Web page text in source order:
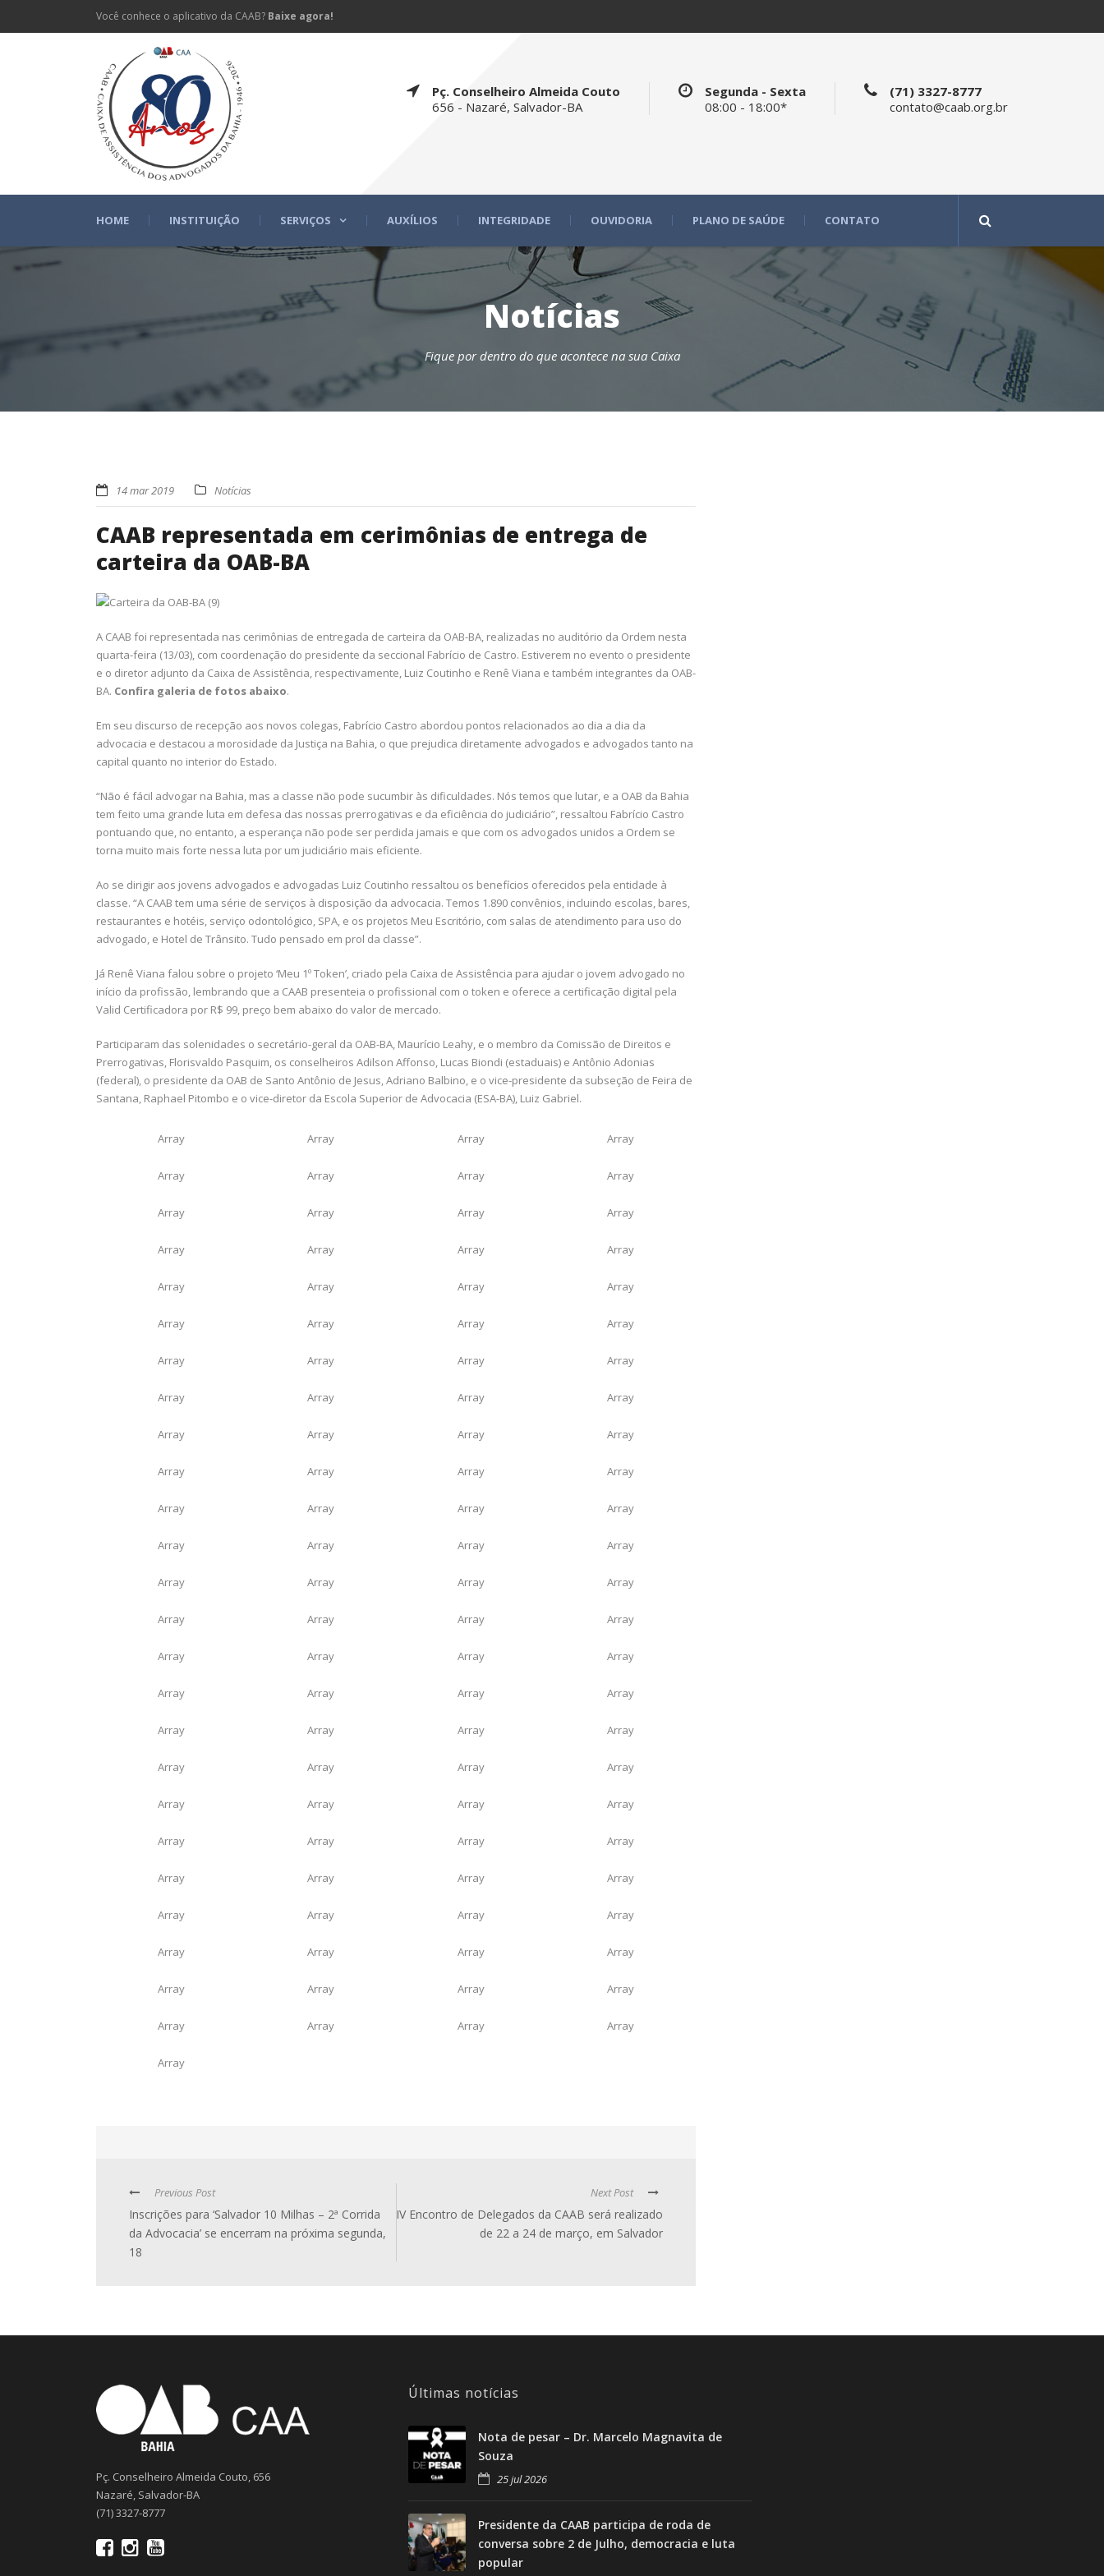
Você conhece o aplicativo da CAAB? Baixe agora!
Pç. Conselheiro Almeida Couto
656 - Nazaré, Salvador-BA
Segunda - Sexta
08:00 - 18:00*
(71) 3327-8777
contato@caab.org.br
HOME INSTITUIÇÃO SERVIÇOS AUXÍLIOS INTEGRIDADE OUVIDORIA PLANO DE SAÚDE CONTATO
Notícias
Fique por dentro do que acontece na sua Caixa
14 mar 2019 Notícias
CAAB representada em cerimônias de entrega de
carteira da OAB-BA
A CAAB foi representada nas cerimônias de entregada de carteira da OAB-BA, realizadas no auditório da Ordem nesta
quarta-feira (13/03), com coordenação do presidente da seccional Fabrício de Castro. Estiverem no evento o presidente
e o diretor adjunto da Caixa de Assistência, respectivamente, Luiz Coutinho e Renê Viana e também integrantes da OAB-
BA. Confira galeria de fotos abaixo.
Em seu discurso de recepção aos novos colegas, Fabrício Castro abordou pontos relacionados ao dia a dia da
advocacia e destacou a morosidade da Justiça na Bahia, o que prejudica diretamente advogados e advogados tanto na
capital quanto no interior do Estado.
“Não é fácil advogar na Bahia, mas a classe não pode sucumbir às dificuldades. Nós temos que lutar, e a OAB da Bahia
tem feito uma grande luta em defesa das nossas prerrogativas e da eficiência do judiciário”, ressaltou Fabrício Castro
pontuando que, no entanto, a esperança não pode ser perdida jamais e que com os advogados unidos a Ordem se
torna muito mais forte nessa luta por um judiciário mais eficiente.
Ao se dirigir aos jovens advogados e advogadas Luiz Coutinho ressaltou os benefícios oferecidos pela entidade à
classe. “A CAAB tem uma série de serviços à disposição da advocacia. Temos 1.890 convênios, incluindo escolas, bares,
restaurantes e hotéis, serviço odontológico, SPA, e os projetos Meu Escritório, com salas de atendimento para uso do
advogado, e Hotel de Trânsito. Tudo pensado em prol da classe”.
Já Renê Viana falou sobre o projeto ‘Meu 1º Token’, criado pela Caixa de Assistência para ajudar o jovem advogado no
início da profissão, lembrando que a CAAB presenteia o profissional com o token e oferece a certificação digital pela
Valid Certificadora por R$ 99, preço bem abaixo do valor de mercado.
Participaram das solenidades o secretário-geral da OAB-BA, Maurício Leahy, e o membro da Comissão de Direitos e
Prerrogativas, Florisvaldo Pasquim, os conselheiros Adilson Affonso, Lucas Biondi (estaduais) e Antônio Adonias
(federal), o presidente da OAB de Santo Antônio de Jesus, Adriano Balbino, e o vice-presidente da subseção de Feira de
Santana, Raphael Pitombo e o vice-diretor da Escola Superior de Advocacia (ESA-BA), Luiz Gabriel.
Array Array Array Array
Array Array Array Array
Array Array Array Array
Array Array Array Array
Array Array Array Array
Array Array Array Array
Array Array Array Array
Array Array Array Array
Array Array Array Array
Array Array Array Array
Array Array Array Array
Array Array Array Array
Array Array Array Array
Array Array Array Array
Array Array Array Array
Array Array Array Array
Array Array Array Array
Array Array Array Array
Array Array Array Array
Array Array Array Array
Array Array Array Array
Array Array Array Array
Array Array Array Array
Array Array Array Array
Array Array Array Array
Array
Previous Post
Inscrições para ‘Salvador 10 Milhas – 2ª Corrida
da Advocacia’ se encerram na próxima segunda,
18
Next Post
IV Encontro de Delegados da CAAB será realizado
de 22 a 24 de março, em Salvador
Pç. Conselheiro Almeida Couto, 656
Nazaré, Salvador-BA
(71) 3327-8777
Últimas notícias
Nota de pesar – Dr. Marcelo Magnavita de
Souza
25 jul 2026
Presidente da CAAB participa de roda de
conversa sobre 2 de Julho, democracia e luta
popular